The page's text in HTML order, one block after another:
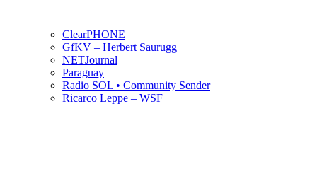
ClearPHONE
GfKV – Herbert Saurugg
NETJournal
Paraguay
Radio SOL • Community Sender
Ricarco Leppe – WSF